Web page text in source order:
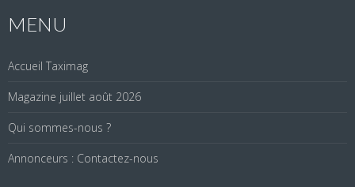
MENU
Accueil Taximag
Magazine juillet août 2026
Qui sommes-nous ?
Annonceurs : Contactez-nous